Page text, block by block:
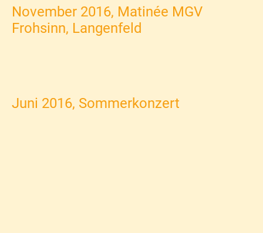
November 2016, Matinée MGV
Frohsinn, Langenfeld
Juni 2016, Sommerkonzert